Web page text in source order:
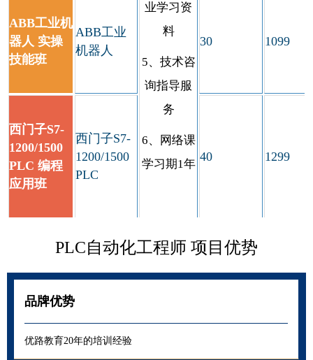
业学习资
料
5、技术咨
询指导服
务
6、网络课
学习期1年
ABB工业机
器人 实操
技能班
ABB工业
机器人
30 1099
西门子S7-
1200/1500
PLC 编程
应用班
西门子S7-
1200/1500
PLC
40 1299
PLC自动化工程师 项目优势
品牌优势
优路教育20年的培训经验